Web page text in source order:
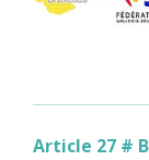
Article 27 #